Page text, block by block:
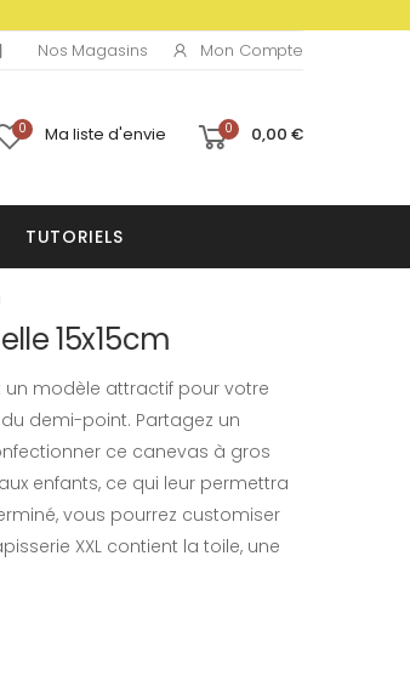
Nos Magasins Mon Compte
0 Ma liste d'envie 0 0,00 €
TUTORIELS
15x15cm
modèle attractif pour votre
demi-point. Partagez un
ce canevas à gros
enfants, ce qui leur permettra
vous pourrez customiser
XXL contient la toile, une